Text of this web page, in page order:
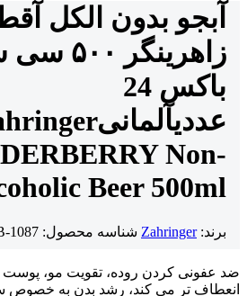
آبجو بدون الکل
زاهرینگر
باکس 24
عددیآلمانی
Non-
Beer 500ml
برند:Zahringer شناسه محصول: 1087
ضد عفونی کردن روده، تقویت مو،
انعطاف تر می کند، رشد بدن به خصوص